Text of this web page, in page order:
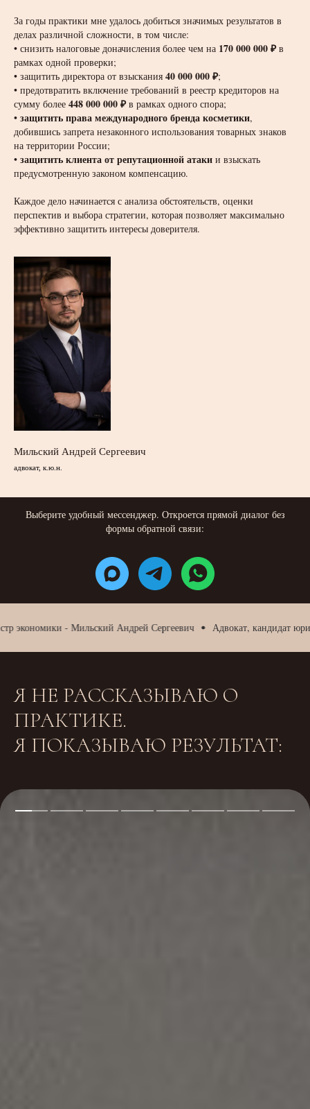
За годы практики мне удалось добиться значимых результатов в
делах различной сложности, в том числе:
• снизить налоговые доначисления более чем на 170 000 000 ₽в
рамках одной проверки;
• защитить директора от взыскания 40 000 000 ₽;
• предотвратить включение требований в реестр кредиторов на
сумму более 448 000 000 ₽в рамках одного спора;
• защитить права международного бренда косметики,
добившись запрета незаконного использования товарных знаков
на территории России;
• защитить клиента от репутационной атаки и взыскать
предусмотренную законом компенсацию.
Каждое дело начинается с анализа обстоятельств, оценки
перспектив и выбора стратегии, которая позволяет максимально
эффективно защитить интересы доверителя.
Мильский Андрей Сергеевич
адвокат, к.ю.н.
Выберите удобный мессенджер. Откроется прямой диалог без
формы обратной связи:
- Мильский Андрей Сергеевич Адвокат, кандидат
Я НЕ РАССКАЗЫВАЮ О
ПРАКТИКЕ.
Я ПОКАЗЫВАЮ РЕЗУЛЬТАТ: